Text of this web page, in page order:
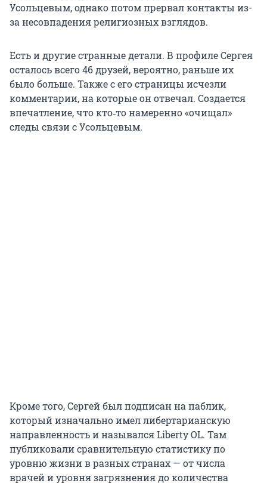
Усольцевым, однако потом прервал контакты из-
за несовпадения религиозных взглядов.
Есть и другие странные детали. В профиле Сергея
осталось всего 46 друзей, вероятно, раньше их
было больше. Также с его страницы исчезли
комментарии, на которые он отвечал. Создается
впечатление, что кто‑то намеренно «очищал»
следы связи с Усольцевым.
Кроме того, Сергей был подписан на паблик,
который изначально имел либертарианскую
направленность и назывался Liberty OL. Там
публиковали сравнительную статистику по
уровню жизни в разных странах — от числа
врачей и уровня загрязнения до количества